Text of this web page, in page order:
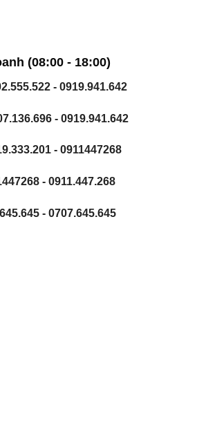
(08:00 - 18:00)
- 0919.941.642
- 0919.941.642
- 0911447268
- 0911.447.268
- 0707.645.645